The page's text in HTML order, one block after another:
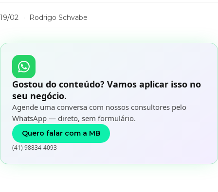
19/02 · Rodrigo Schvabe
Gostou do conteúdo? Vamos aplicar isso no
seu negócio.
Agende uma conversa com nossos consultores pelo
WhatsApp — direto, sem formulário.
Quero falar com a MB
(41) 98834-4093